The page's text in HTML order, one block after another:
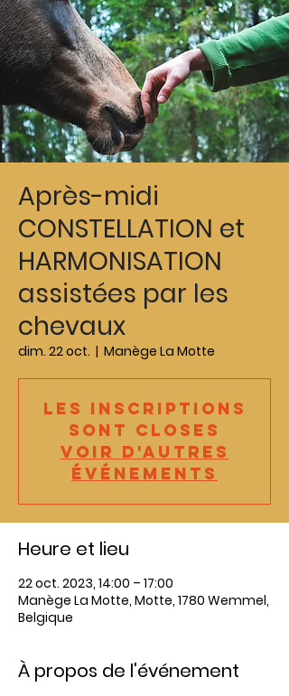
Après-midi
CONSTELLATION et
HARMONISATION
assistées par les
chevaux
dim. 22 oct.
  |
Manège La Motte
Les inscriptions
sont closes
Voir d'autres
événements
Heure et lieu
22 oct. 2023, 14:00 – 17:00
Manège La Motte, Motte, 1780 Wemmel,
Belgique
À propos de l'événement